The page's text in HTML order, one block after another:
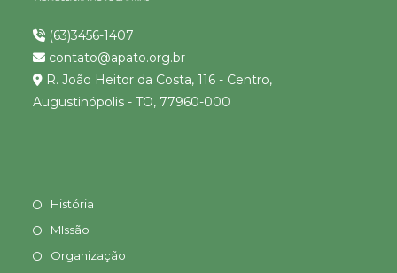
(63)3456-1407
contato@apato.org.br
R. João Heitor da Costa, 116 - Centro,
Augustinópolis - TO, 77960-000
História
MIssão
Organização